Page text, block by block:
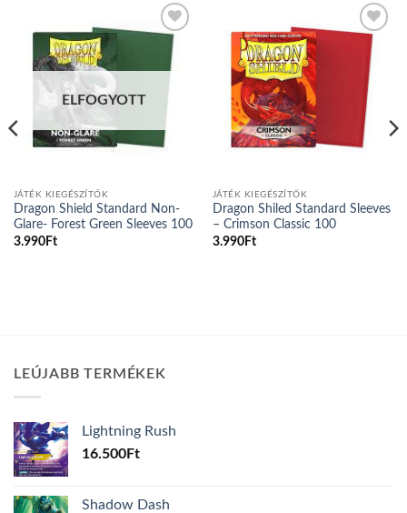
Add to
wishlist
ELFOGYOTT
JÁTÉK KIEGÉSZÍTŐK
Dragon Shield Standard Non-
Glare- Forest Green Sleeves 100
3.990Ft
Add to
wishlist
JÁTÉK KIEGÉSZÍTŐK
Dragon Shiled Standard Sleeves
– Crimson Classic 100
3.990Ft
LEÚJABB TERMÉKEK
Lightning Rush
16.500Ft
Shadow Dash